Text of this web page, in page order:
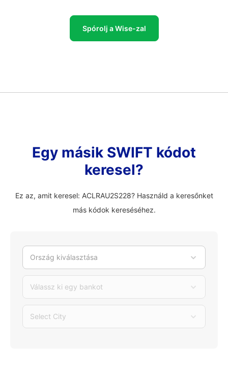
Spórolj a Wise-zal
Egy másik SWIFT kódot
keresel?
Ez az, amit keresel: ACLRAU2S228? Használd a keresőnket
más kódok kereséséhez.
Ország kiválasztása
Válassz ki egy bankot
Select City